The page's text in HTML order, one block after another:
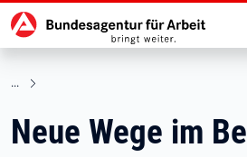
zu den Hauptinhalten springen
Hauptnavigation
Neue Wege im